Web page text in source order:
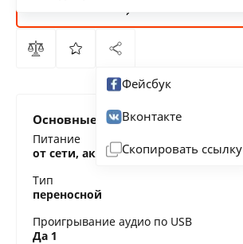
Фейсбук
Вконтакте
Скопировать ссылку
Основные характеристики
Питание
от сети, аккумулятор, батарейки
Тип
переносной
Проигрывание аудио по USB
Да 1